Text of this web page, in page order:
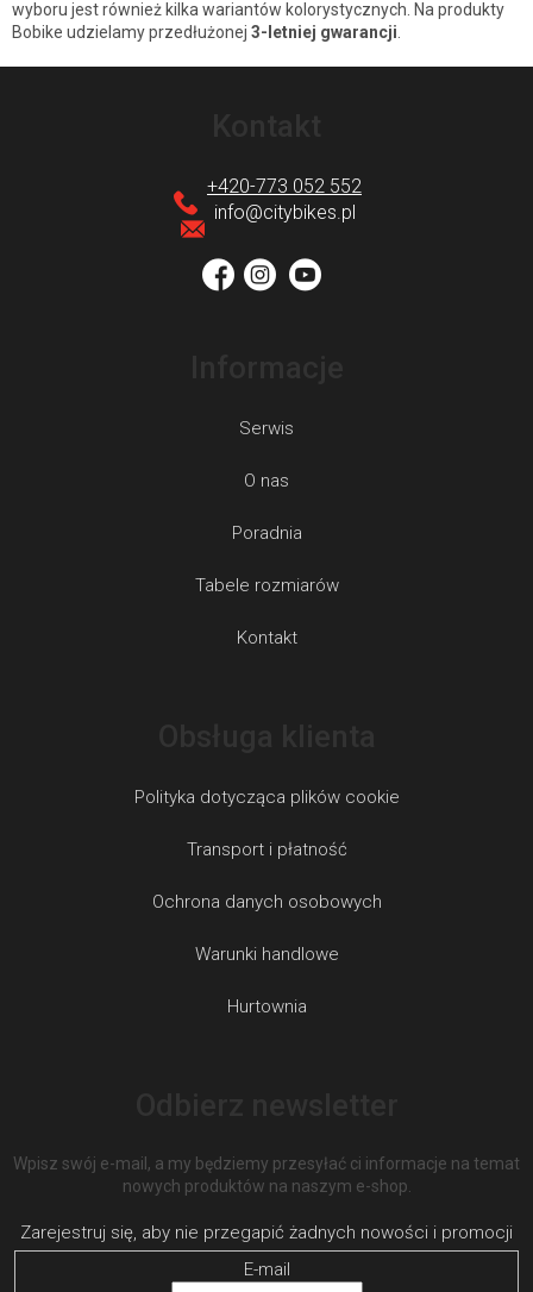
wyboru jest również kilka wariantów kolorystycznych. Na produkty
Bobike udzielamy przedłużonej 3-letniej gwarancji
info@citybikes.pl
+420-773 052 552
Serwis
O nas
Poradnia
Tabele rozmiarów
Kontakt
Polityka dotycząca plików cookie
Transport i płatność
Ochrona danych osobowych
Warunki handlowe
Hurtownia
Wpisz swój e-mail, a my będziemy przesyłać ci informacje na temat
nowych produktów na naszym e-shop.
E-mail